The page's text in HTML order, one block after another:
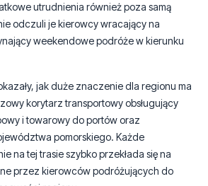
jak duże znaczenie dla regionu ma
korytarz transportowy obsługujący
pomorskiego. Każde
na tej trasie szybko przekłada się na
przez kierowców podróżujących do
regionu.
w naszym regionie? Chcecie